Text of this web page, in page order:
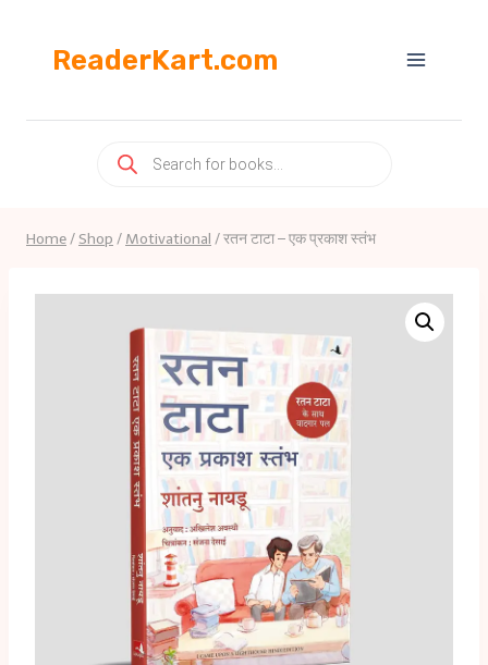
ReaderKart.com
Products
search
Home/ Shop / Motivational /रतन टाटा – एक प्रकाश स्तंभ